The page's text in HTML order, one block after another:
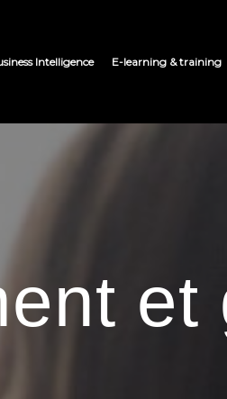
Intelligence E-learning & training